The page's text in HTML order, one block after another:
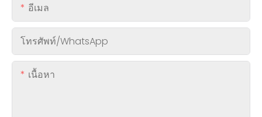
อีเมล
โทรศัพท์/WhatsApp
เนื้อหา